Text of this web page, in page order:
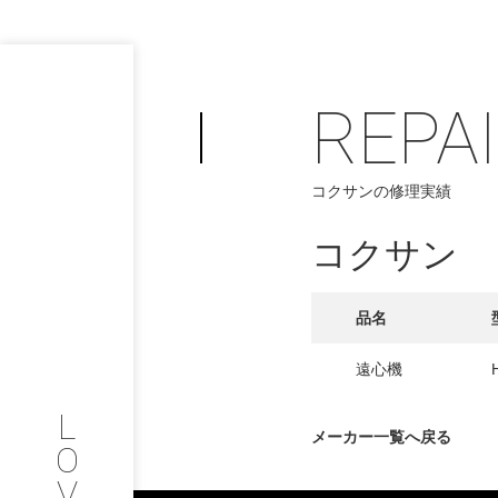
L
O
フィロソフィー
COMPANY
PROFILE
お問い合わせ /
コクサンの修理実績
コクサン
品名
遠心機
メーカー一覧へ戻る